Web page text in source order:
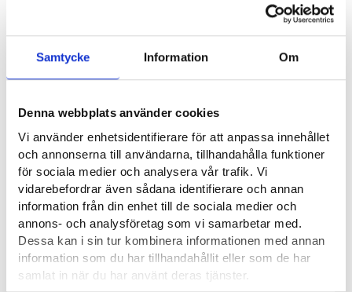
Samtycke Information Om
Denna webbplats använder cookies
Vi använder enhetsidentifierare för att anpassa innehållet
och annonserna till användarna, tillhandahålla funktioner
för sociala medier och analysera vår trafik. Vi
vidarebefordrar även sådana identifierare och annan
information från din enhet till de sociala medier och
annons- och analysföretag som vi samarbetar med.
Dessa kan i sin tur kombinera informationen med annan
information som du har tillhandahållit eller som de har
samlat in när du har använt deras tjänster.
sakkunnig som hjälper till bland annat med att anmäla sig
som arbetssökande, söka jobb och använda E-tjänster. Den
Måndag–fredag kl. 9–12 och kl. 13–15.
Varmt välkommen!
Österbotten sysselsättningsområde
Kaskö Korsholm Korsnäs +6